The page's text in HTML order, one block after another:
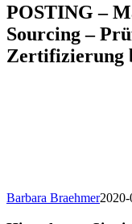
POSTING –
Sourcing –
Zertifizierung
Barbara Braehmer